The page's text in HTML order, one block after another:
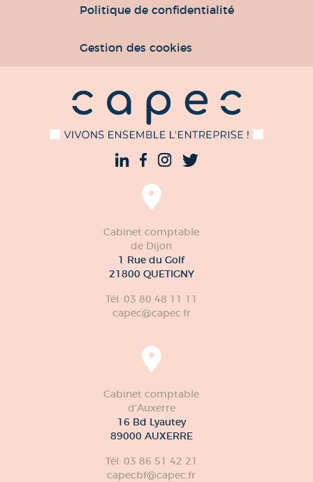
Politique de confidentialité
Gestion des cookies
Cabinet comptable
de Dijon
1 Rue du Golf
21800 QUETIGNY
Tél. 03 80 48 11 11
capec@capec.fr
Cabinet comptable
d'Auxerre
16 Bd Lyautey
89000 AUXERRE
Tél. 03 86 51 42 21
capecbf@capec.fr